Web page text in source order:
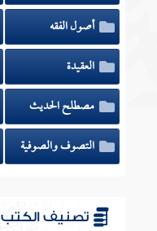
أصول الفقه
العقيدة
مصطلح الحديث
التصوف والصوفية
تصنيف الكتب